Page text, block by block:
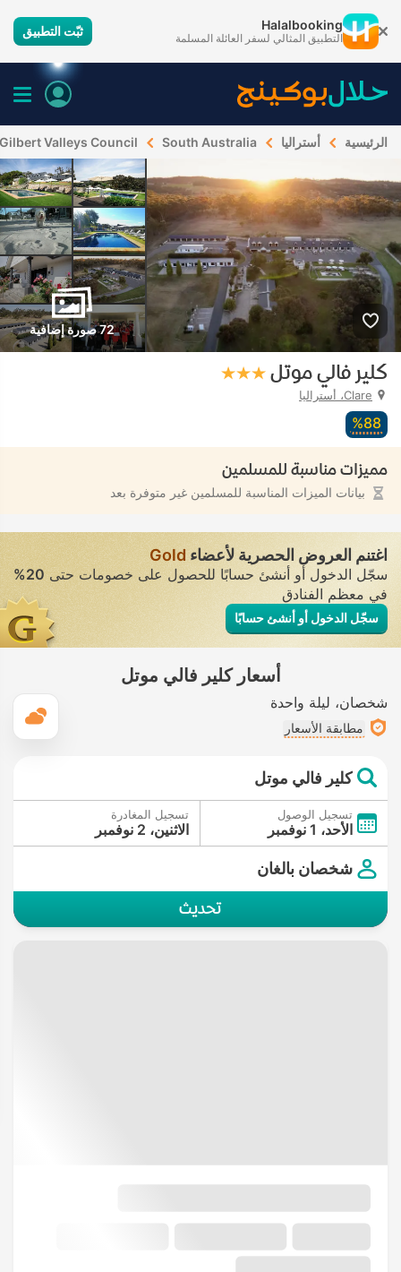
Halalbooking
التطبيق المثالي لسفر العائلة المسلمة ثبّت التطبيق
الرئيسية أستراليا South Australia
Valleys Council
72 صورة إضافية
كلير فالي موتل
Clare، أستراليا
88‏%
مميزات مناسبة للمسلمين
بيانات الميزات المناسبة للمسلمين غير متوفرة بعد
اغتنم العروض الحصرية لأعضاء Gold
سجّل الدخول أو أنشئ حسابًا للحصول على خصومات حتى20%
في معظم الفنادق
سجّل الدخول أو أنشئ حسابًا
أسعار كلير فالي موتل
شخصان ليلة واحدة
مطابقة الأسعار
كلير فالي موتل
تسجيل الوصول
الأحد، 1 نوفمبر
تسجيل المغادرة
الاثنين، 2 نوفمبر
شخصان بالغان
تحديث